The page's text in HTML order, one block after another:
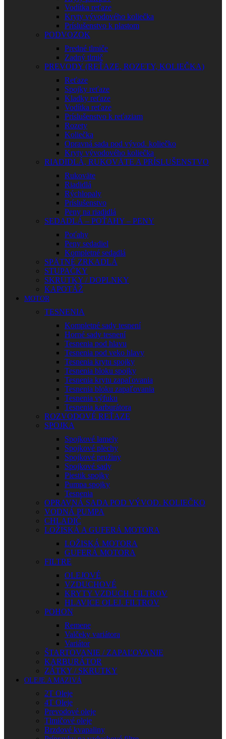
Vodítka reťaze
Kryty vývodového koliečka
Príslušenstvo k plastom
PODVOZOK
Predné tlmiče
Zadný tlmič
PREVODY (REŤAZE, ROZETY, KOLIEČKA)
Reťaze
Spojky reťaze
Kladky reťaze
Vodítka reťaze
Príslušenstvo k reťaziam
Rozety
Koliečka
Opravná sada pod vývod. koliečko
Kryty vývodového koliečka
RIADIDLÁ, RUKOVÄTE A PRÍSLUŠENSTVO
Rukoväte
Riadidlá
Rýchlopaly
Príslušenstvo
Peny na riadidlá
SEDADLÁ – POŤAHY – PENY
Poťahy
Peny sedadiel
Kompletné sedadlá
SPÄTNÉ ZRKADLÁ
STUPAČKY
SKRUTKY / DOPLNKY
KAPOTÁŽ
MOTOR
TESNENIA
Kompletné sady tesnení
Horné sady tesnení
Tesnenia pod hlavu
Tesnenia pod veko hlavy
Tesnenia krytu spojky
Tesnenia bloku spojky
Tesnenia krytu zapaľovania
Tesnenia bloku zapaľovania
Tesnenia výfuku
Tesnenia karburátora
ROZVODOVÉ REŤAZE
SPOJKA
Spojkové lamely
Spojkové plechy
Spojkové pružiny
Spojkové sady
Piestik spojky
Pumpa spojky
Tesnenia
OPRAVNÁ SADA POD VÝVOD. KOLIEČKO
VODNÁ PUMPA
CHLADIČ
LOŽISKÁ A GUFERÁ MOTORA
LOŽISKÁ MOTORA
GUFERÁ MOTORA
FILTRE
OLEJOVÉ
VZDUCHOVÉ
KRYTY VZDUCH. FILTROV
HLAVICE OLEJ. FILTROV
POHON
Remene
Valčeky variátora
Variátor
ŠTARTOVANIE / ZAPAĽOVANIE
KARBURÁTOR
ZÁTKY / SKRUTKY
OLEJE A MAZIVÁ
2T Oleje
4T Oleje
Prevodové oleje
Tlmičové oleje
Brzdové kvapaliny